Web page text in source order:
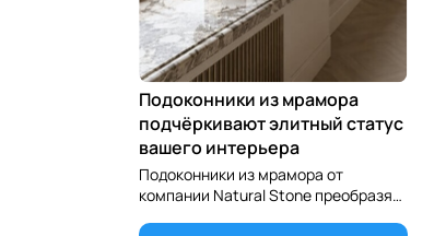
Подоконники из мрамора
подчёркивают элитный статус
вашего интерьера
Подоконники из мрамора от
компании Natural Stone преобразят